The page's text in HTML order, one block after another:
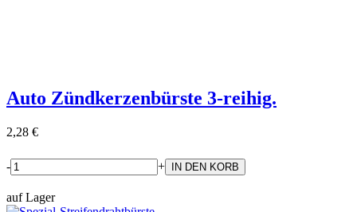
Auto Zündkerzenbürste 3-reihig.
2,28 €
- +
auf Lager